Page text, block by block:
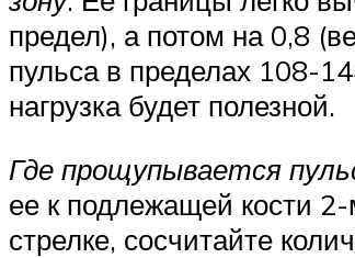
предел), а потом на 0,8
пульса в пределах 108-
нагрузка будет полезной.
Где прощупывается
ее к подлежащей кости
стрелке, сосчитайте